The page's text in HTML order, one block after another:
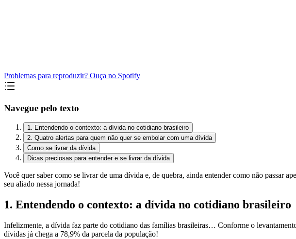
Problemas para reproduzir? Ouça no Spotify
Navegue pelo texto
1. Entendendo o contexto: a dívida no cotidiano brasileiro
2. Quatro alertas para quem não quer se embolar com uma dívida
Como se livrar da dívida
Dicas preciosas para entender e se livrar da dívida
Você quer saber como se livrar de uma dívida e, de quebra, ainda entender como não passar
seu aliado nessa jornada!
1. Entendendo o contexto: a dívida no cotidiano brasileiro
Infelizmente, a dívida faz parte do cotidiano das famílias brasileiras… Conforme o
dívidas já chega a 78,9% da parcela da população!